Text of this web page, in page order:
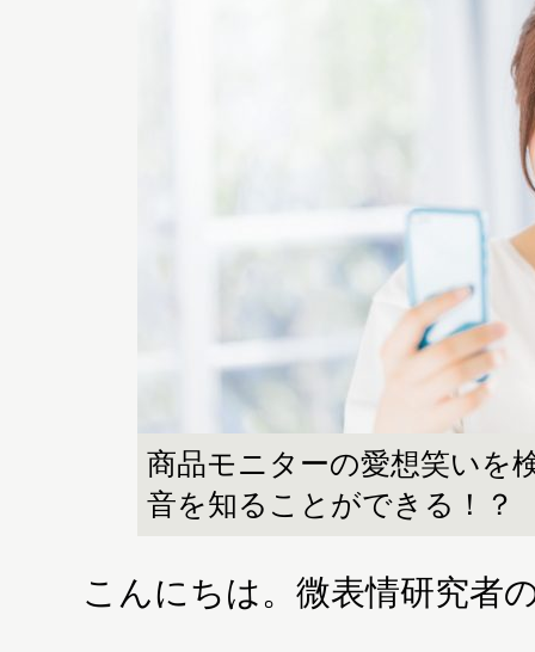
商品モニターの愛想笑いを
音を知ることができる！？
こんにちは。微表情研究者